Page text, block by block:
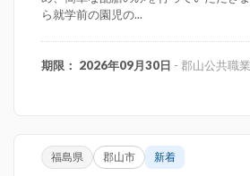
ら就学前の園児の...
期限： 2026年09月30日 - 郡山公共職
福島県 郡山市 新着